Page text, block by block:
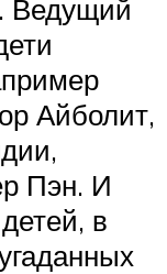
Ведущий
Айболит,
Пэн. И
в